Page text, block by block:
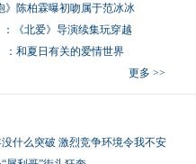
》陈柏霖曝初吻属于范冰冰
：《北爱》导演续集玩穿越
：和夏日有关的爱情世界
更多 >>
什么突破 激烈竞争环境令我不安